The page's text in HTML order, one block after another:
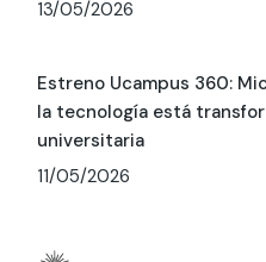
13/05/2026
Estreno Ucampus 360:
la tecnología está
universitaria
11/05/2026